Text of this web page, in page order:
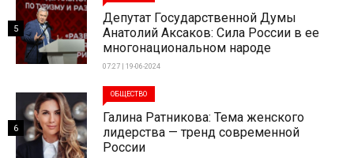
Депутат Государственной Думы
Анатолий Аксаков: Сила России в ее
многонациональном народе
07:27 | 19-06-2024
5
ОБЩЕСТВО
Галина Ратникова: Тема женского
лидерства — тренд современной
России
6